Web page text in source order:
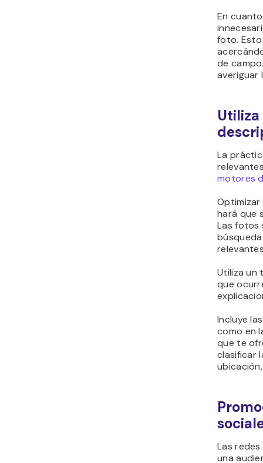
En
foto. Esto
de
averiguar
La
motores
hará que
Las fotos
Utiliza un
que
Incluye
como en
que te
clasificar
Las
una